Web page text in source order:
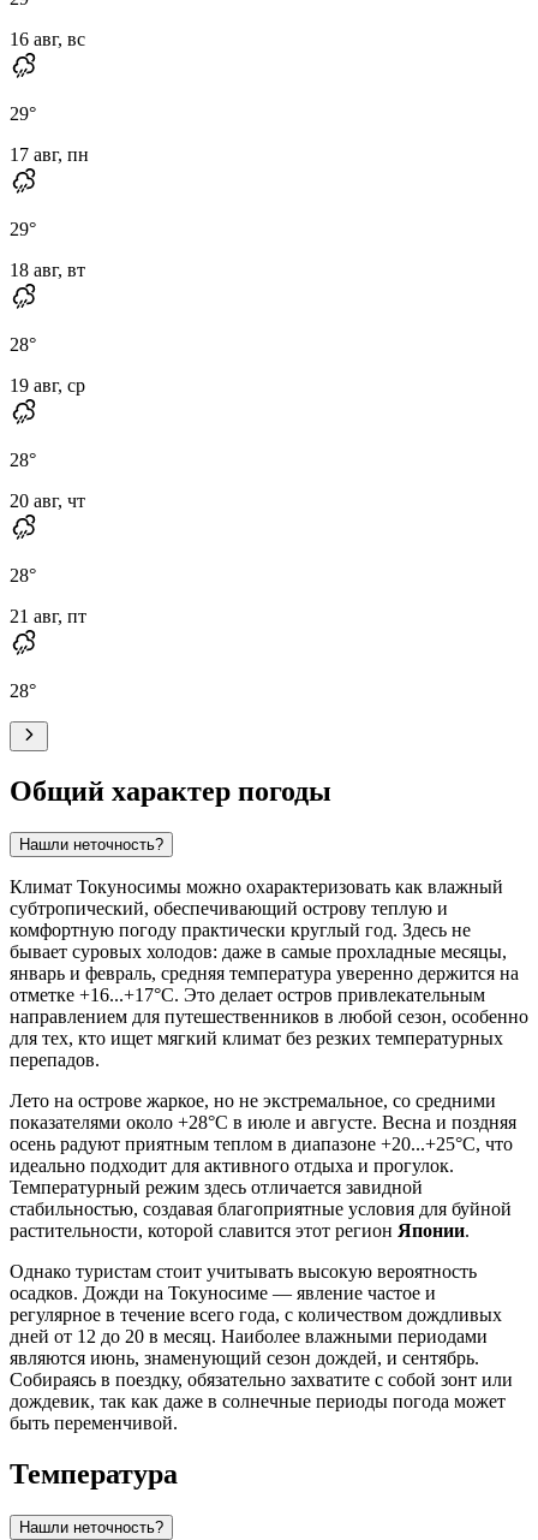
16 авг, вс
29°
17 авг, пн
29°
18 авг, вт
28°
19 авг, ср
28°
20 авг, чт
28°
21 авг, пт
28°
Общий характер погоды
Нашли неточность?
Климат Токуносимы можно охарактеризовать как влажный
субтропический, обеспечивающий острову теплую и
комфортную погоду практически круглый год. Здесь не
бывает суровых холодов: даже в самые прохладные месяцы,
январь и февраль, средняя температура уверенно держится на
отметке +16...+17°C. Это делает остров привлекательным
направлением для путешественников в любой сезон, особенно
для тех, кто ищет мягкий климат без резких температурных
перепадов.
Лето на острове жаркое, но не экстремальное, со средними
показателями около +28°C в июле и августе. Весна и поздняя
осень радуют приятным теплом в диапазоне +20...+25°C, что
идеально подходит для активного отдыха и прогулок.
Температурный режим здесь отличается завидной
стабильностью, создавая благоприятные условия для буйной
растительности, которой славится этот регион Японии.
Однако туристам стоит учитывать высокую вероятность
осадков. Дожди на Токуносиме — явление частое и
регулярное в течение всего года, с количеством дождливых
дней от 12 до 20 в месяц. Наиболее влажными периодами
являются июнь, знаменующий сезон дождей, и сентябрь.
Собираясь в поездку, обязательно захватите с собой зонт или
дождевик, так как даже в солнечные периоды погода может
быть переменчивой.
Температура
Нашли неточность?